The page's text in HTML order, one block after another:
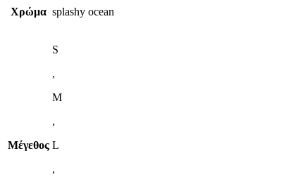
Χρώμα splashy ocean
Μέγεθος
S
,
M
,
L
,